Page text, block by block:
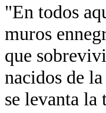
"En todos
muros
que
nacidos de
se levanta la